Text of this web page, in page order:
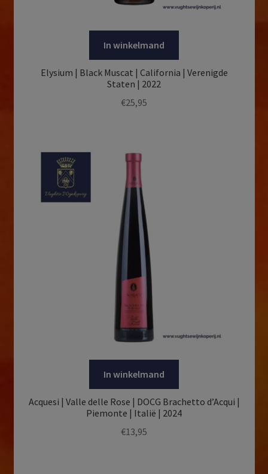
In winkelmand
Elysium | Black Muscat | California | Verenigde
Staten | 2022
€25,95
In winkelmand
Acquesi | Valle delle Rose | DOCG Brachetto d’Acqui |
Piemonte | Italië | 2024
€13,95